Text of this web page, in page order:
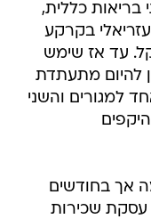
2012 משירותי בריאות כללית,
בקרקע
240 מיליון שקל. עד אז שימש
להיום מתעתדת
למגורים והשני
אך בחודשים
עסקת שכירות